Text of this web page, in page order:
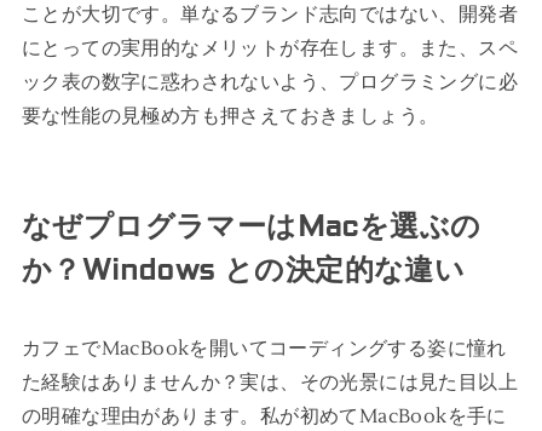
ことが大切です。単なるブランド志向ではない、開発者
にとっての実用的なメリットが存在します。また、スペ
ック表の数字に惑わされないよう、プログラミングに必
要な性能の見極め方も押さえておきましょう。
なぜプログラマーはMacを選ぶの
か？Windows との決定的な違い
カフェでMacBookを開いてコーディングする姿に憧れ
た経験はありませんか？実は、その光景には見た目以上
の明確な理由があります。私が初めてMacBookを手に